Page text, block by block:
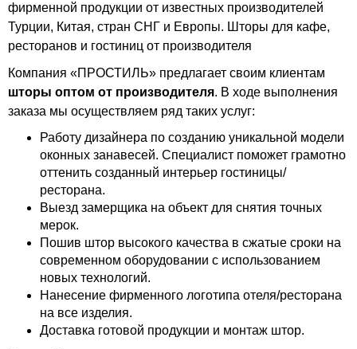
фирменной продукции от известных производителей
Турции, Китая, стран СНГ и Европы. Шторы для кафе,
ресторанов и гостиниц от производителя
Компания «ПРОСТИЛЬ» предлагает своим клиентам
шторы оптом от производителя. В ходе выполнения
заказа мы осуществляем ряд таких услуг:
Работу дизайнера по созданию уникальной модели
оконных занавесей. Специалист поможет грамотно
оттенить созданный интерьер гостиницы/
ресторана.
Выезд замерщика на объект для снятия точных
мерок.
Пошив штор высокого качества в сжатые сроки на
современном оборудовании с использованием
новых технологий.
Нанесение фирменного логотипа отеля/ресторана
на все изделия.
Доставка готовой продукции и монтаж штор.